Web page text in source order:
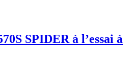
SPIDER à l’essai à